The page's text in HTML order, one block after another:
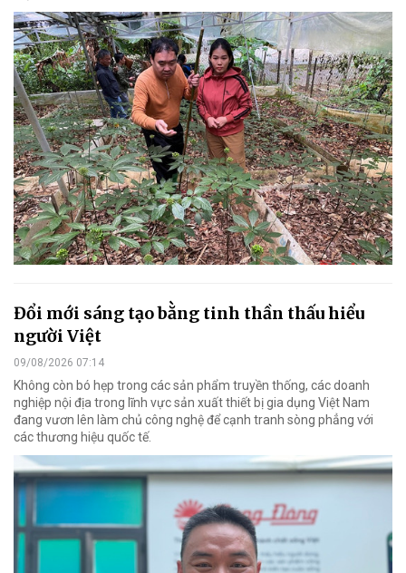
Đổi mới sáng tạo bằng tinh thần thấu hiểu
người Việt
09/08/2026 07:14
Không còn bó hẹp trong các sản phẩm truyền thống, các doanh
nghiệp nội địa trong lĩnh vực sản xuất thiết bị gia dụng Việt Nam
đang vươn lên làm chủ công nghệ để cạnh tranh sòng phẳng với
các thương hiệu quốc tế.